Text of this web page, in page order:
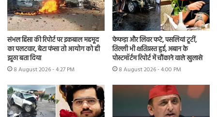
संभल हिंसा की रिपोर्ट पर इकबाल महमूद
का पलटवार, बेटा फंसा तो आयोग को ही
झूठा बता दिया
8 August 2026 - 4:27 PM
फेफड़ा और लिवर फटे, पसलियां टूटीं,
तिल्ली भी क्षतिग्रस्त हुई, अबान के
पोस्टमॉर्टम रिपोर्ट में चौंकाने वाले खुलासे
8 August 2026 - 4:00 PM